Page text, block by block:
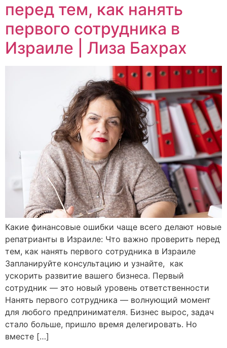
перед тем, как нанять
первого сотрудника в
Израиле | Лиза Бахрах
Какие финансовые ошибки чаще всего делают новые
репатрианты в Израиле: Что важно проверить перед
тем, как нанять первого сотрудника в Израиле
Запланируйте консультацию и узнайте, как
ускорить развитие вашего бизнеса. Первый
сотрудник — это новый уровень ответственности
Нанять первого сотрудника — волнующий момент
для любого предпринимателя. Бизнес вырос, задач
стало больше, пришло время делегировать. Но
вместе […]